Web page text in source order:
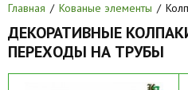
Главная Кованые элементы
ДЕКОРАТИВНЫЕ
ПЕРЕХОДЫ НА ТРУБЫ